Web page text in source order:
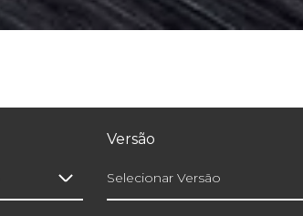
Versão
Selecionar Versão